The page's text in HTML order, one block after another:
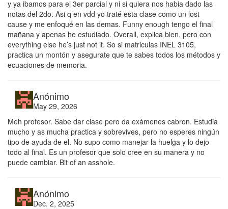
y ya ibamos para el 3er parcial y ni si quiera nos habia dado las
notas del 2do. Asi q en vdd yo traté esta clase como un lost
cause y me enfoqué en las demas. Funny enough tengo el final
mañana y apenas he estudiado. Overall, explica bien, pero con
everything else he’s just not it. So si matriculas INEL 3105,
practica un montón y asegurate que te sabes todos los métodos y
ecuaciones de memoria.
Anónimo
May 29, 2026
Meh profesor. Sabe dar clase pero da exámenes cabron. Estudia
mucho y as mucha practica y sobrevives, pero no esperes ningún
tipo de ayuda de el. No supo como manejar la huelga y lo dejo
todo al final. Es un profesor que solo cree en su manera y no
puede cambiar. Bit of an asshole.
Anónimo
Dec. 2, 2025